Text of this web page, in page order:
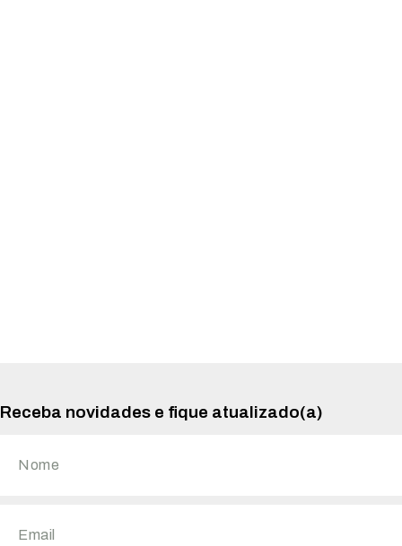
Receba novidades e fique atualizado(a)